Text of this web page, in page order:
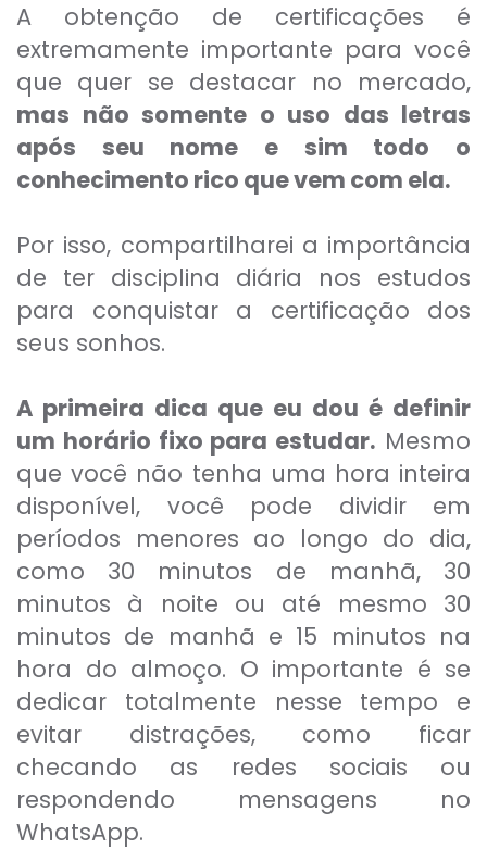
A obtenção de certificações é
extremamente importante para você
que quer se destacar no mercado,
mas não somente o uso das letras
após seu nome e sim todo o
conhecimento rico que vem com ela.
Por isso, compartilharei a importância
de ter disciplina diária nos estudos
para conquistar a certificação dos
seus sonhos.
A primeira dica que eu dou é definir
um horário fixo para estudar. Mesmo
que você não tenha uma hora inteira
disponível, você pode dividir em
períodos menores ao longo do dia,
como 30 minutos de manhã, 30
minutos à noite ou até mesmo 30
minutos de manhã e 15 minutos na
hora do almoço. O importante é se
dedicar totalmente nesse tempo e
evitar distrações, como ficar
checando as redes sociais ou
respondendo mensagens no
WhatsApp.